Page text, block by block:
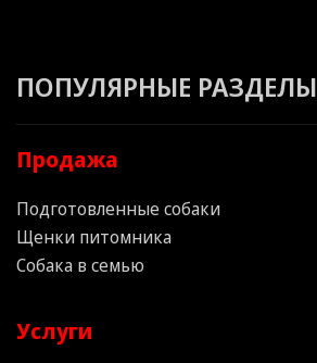
ПОПУЛЯРНЫЕ РАЗДЕЛЫ
Продажа
Подготовленные собаки
Щенки питомника
Собака в семью
Услуги